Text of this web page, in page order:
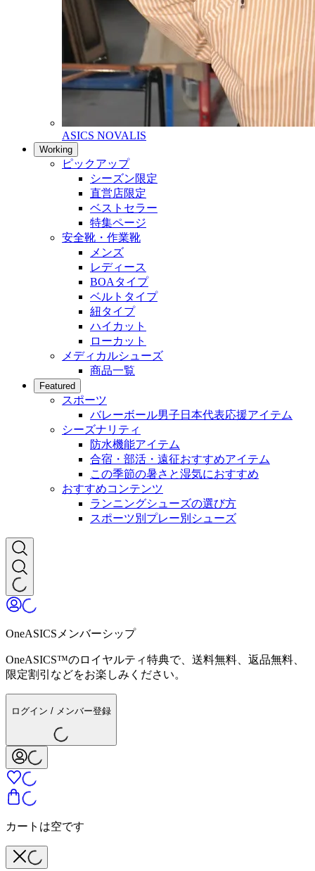
ASICS NOVALIS
Working
ピックアップ
シーズン限定
直営店限定
ベストセラー
特集ページ
安全靴・作業靴
メンズ
レディース
BOAタイプ
ベルトタイプ
紐タイプ
ハイカット
ローカット
メディカルシューズ
商品一覧
Featured
スポーツ
バレーボール男子日本代表応援アイテム
シーズナリティ
防水機能アイテム
合宿・部活・遠征おすすめアイテム
この季節の暑さと湿気におすすめ
おすすめコンテンツ
ランニングシューズの選び方
スポーツ別プレー別シューズ
OneASICSメンバーシップ
OneASICS™のロイヤルティ特典で、送料無料、返品無料、
限定割引などをお楽しみください。
ログイン / メンバー登録
カートは空です